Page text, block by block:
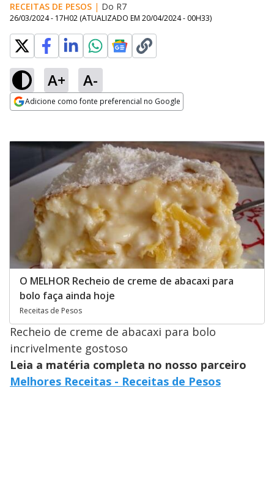
RECEITAS DE PESOS | Do R7
26/03/2024 - 17H02 (ATUALIZADO EM 20/04/2024 - 00H33)
A+ A-
Adicione como fonte preferencial no Google
O MELHOR Recheio de creme de abacaxi para
bolo faça ainda hoje
Receitas de Pesos
Recheio de creme de abacaxi para bolo
incrivelmente gostoso
Leia a matéria completa no nosso parceiro
Melhores Receitas - Receitas de Pesos